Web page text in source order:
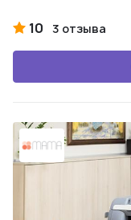
10 3 отзыва